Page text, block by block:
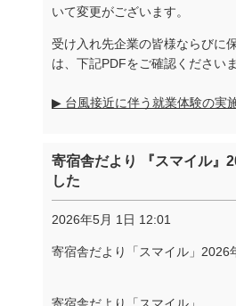
いて変更がございます。
受け入れ先企業の皆様ならびに
は、下記PDFをご確認ください
▶ 台風接近に伴う就業体験の実
寄宿舎だより 『スマイル』
した
2026年5月 1日 12:01
寄宿舎だより「スマイル」2026